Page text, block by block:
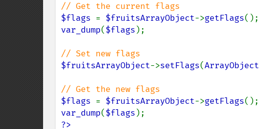
$flags = $fruitsArrayObject->getFlags
var_dump($flags );
$fruitsArrayObject->setFlags(ArrayObject
$flags = $fruitsArrayObject->getFlags
var_dump($flags
?>